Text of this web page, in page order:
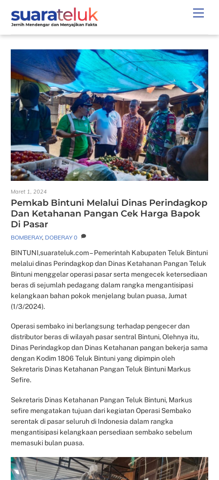
content
Maret 1, 2024
Pemkab Bintuni Melalui Dinas Perindagkop
Dan Ketahanan Pangan Cek Harga Bapok
Di Pasar
BOMBERAY, DOBERAY 0
BINTUNI,suarateluk.com – Pemerintah Kabupaten Teluk Bintuni
melalui dinas Perindagkop dan Dinas Ketahanan Pangan Teluk
Bintuni menggelar operasi pasar serta mengecek ketersediaan
beras di sejumlah pedagang dalam rangka mengantisipasi
kelangkaan bahan pokok menjelang bulan puasa, Jumat
(1/3/2024).
Operasi sembako ini berlangsung terhadap pengecer dan
distributor beras di wilayah pasar sentral Bintuni, Olehnya itu,
Dinas Perindagkop dan Dinas Ketahanan pangan bekerja sama
dengan Kodim 1806 Teluk Bintuni yang dipimpin oleh
Sekretaris Dinas Ketahanan Pangan Teluk Bintuni Markus
Sefire.
Sekretaris Dinas Ketahanan Pangan Teluk Bintuni, Markus
sefire mengatakan tujuan dari kegiatan Operasi Sembako
serentak di pasar seluruh di Indonesia dalam rangka
mengantisipasi kelangkaan persediaan sembako sebelum
memasuki bulan puasa.